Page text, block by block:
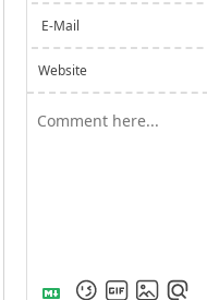
E-Mail
Website